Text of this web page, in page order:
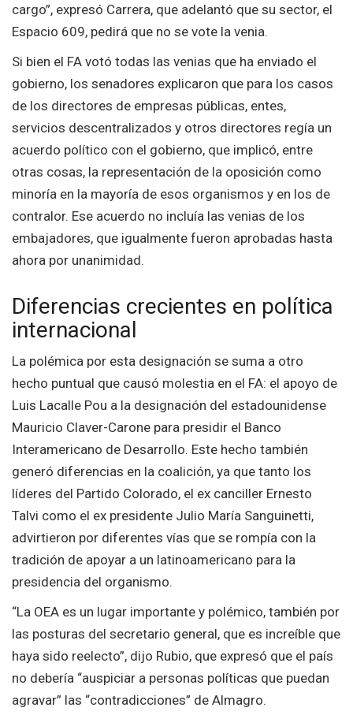
cargo”, expresó Carrera, que adelantó que su sector, el
Espacio 609, pedirá que no se vote la venia.
Si bien el FA votó todas las venias que ha enviado el
gobierno, los senadores explicaron que para los casos
de los directores de empresas públicas, entes,
servicios descentralizados y otros directores regía un
acuerdo político con el gobierno, que implicó, entre
otras cosas, la representación de la oposición como
minoría en la mayoría de esos organismos y en los de
contralor. Ese acuerdo no incluía las venias de los
embajadores, que igualmente fueron aprobadas hasta
ahora por unanimidad.
Diferencias crecientes en política
internacional
La polémica por esta designación se suma a otro
hecho puntual que causó molestia en el FA: el apoyo de
Luis Lacalle Pou a la designación del estadounidense
Mauricio Claver-Carone para presidir el Banco
Interamericano de Desarrollo. Este hecho también
generó diferencias en la coalición, ya que tanto los
líderes del Partido Colorado, el ex canciller Ernesto
Talvi como el ex presidente Julio María Sanguinetti,
advirtieron por diferentes vías que se rompía con la
tradición de apoyar a un latinoamericano para la
presidencia del organismo.
“La OEA es un lugar importante y polémico, también por
las posturas del secretario general, que es increíble que
haya sido reelecto”, dijo Rubio, que expresó que el país
no debería “auspiciar a personas políticas que puedan
agravar” las “contradicciones” de Almagro.